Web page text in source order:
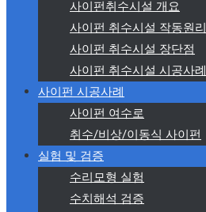
사이펀취수시설 개요
사이펀 취수시설 작동원리
사이펀 취수시설 장단점
사이펀 취수시설 시공사례
사이펀 시공사례
사이펀 여수로
취수/비상/이동식 사이펀
실험 및 검증
수리모형 실험
수치해석 검증